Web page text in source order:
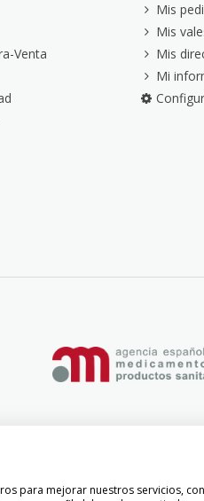
Venta
Mis
Mis
Mis
Mi
para mejorar nuestros servicios,